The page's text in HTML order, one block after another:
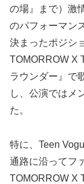
の場』まで）激
のパフォーマン
決まったポジシ
TOMORROW X
ラウンダー』で
し、公演ではメ
た。
特に、Teen
通路に沿ってフ
TOMORROW X